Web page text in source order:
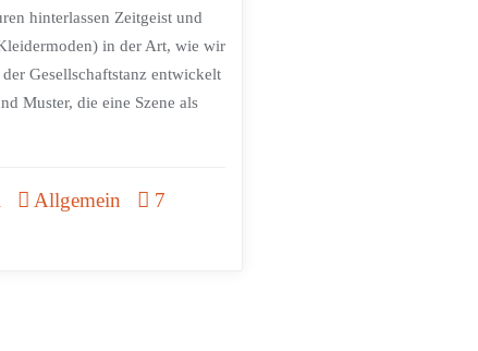
hinterlassen Zeitgeist und
in der Art, wie wir
Gesellschaftstanz entwickelt
Muster, die eine Szene als
Allgemein
7